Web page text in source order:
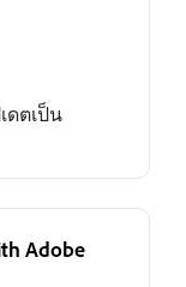
ดตเป็น
Adobe